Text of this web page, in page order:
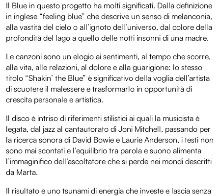
Il Blue in questo progetto ha molti significati. Dalla definizione
in inglese “feeling blue” che descrive un senso di melanconia,
alla vastità del cielo o all’ignoto dell’universo, dal colore della
profondità del lago a quello delle notti insonni di una madre.
Le canzoni sono un elogio ai sentimenti, al tempo che scorre,
alla vita, alle relazioni, al dolore e alla guarigione: lo stesso
titolo “Shakin’ the Blue” è significativo della voglia dell’artista
di scuotere il malessere e trasformarlo in opportunità di
crescita personale e artistica.
Il disco è intriso di riferimenti stilistici ai quali la musicista è
legata, dal jazz al cantautorato di Joni Mitchell, passando per
la ricerca sonora di David Bowie e Laurie Anderson, i testi non
sono mai scontati e l’equilibrio tra parola e suono alimenta
l’immaginifico dell’ascoltatore che si perde nei mondi descritti
da Marta.
Il risultato è uno tsunami di energia che investe e lascia senza